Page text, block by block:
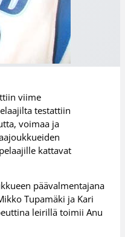
viime
testattiin
voimaa ja
kattavat
päävalmentajana
Tupamäki ja Kari
leirillä toimii Anu